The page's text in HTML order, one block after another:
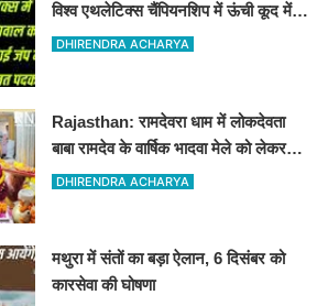
विश्व एथलेटिक्स चैंपियनशिप में ऊंची कूद में
जीता रजत पदक
DHIRENDRA ACHARYA
Rajasthan: रामदेवरा धाम में लोकदेवता
बाबा रामदेव के वार्षिक भादवा मेले को लेकर
तैयारियां पूरी
DHIRENDRA ACHARYA
मथुरा में संतों का बड़ा ऐलान, 6 दिसंबर को
कारसेवा की घोषणा